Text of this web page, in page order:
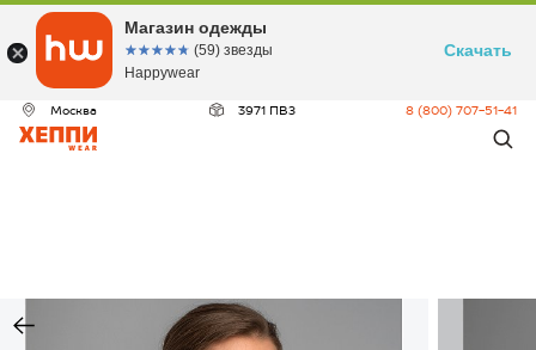
Москва 3971 ПВЗ 8 (800) 707-51-41
Магазин одежды
☆☆☆☆☆
★★★★★ (59) звезды
Happywear
Скачать